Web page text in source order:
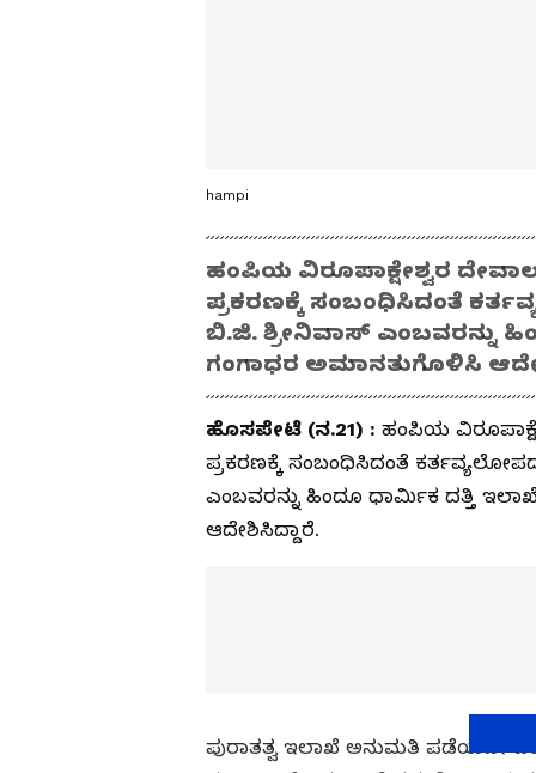
hampi
ಹಂಪಿಯ ವಿರೂಪಾಕ್ಷೇಶ್ವರ
ಪ್ರಕರಣಕ್ಕೆ ಸಂಬಂಧಿಸಿದಂತೆ
ಬಿ.ಜಿ. ಶ್ರೀನಿವಾಸ್ ಎಂಬವರನ್ನು
ಗಂಗಾಧರ ಅಮಾನತುಗೊಳಿಸಿ
ಹೊಸಪೇಟೆ (ನ.21) : ಹಂಪಿಯ
ಪ್ರಕರಣಕ್ಕೆ ಸಂಬಂಧಿಸಿದಂತೆ
ಎಂಬವರನ್ನು ಹಿಂದೂ ಧಾರ್ಮಿಕ ದತ್ತಿ
ಆದೇಶಿಸಿದ್ದಾರೆ.
ಪುರಾತತ್ವ ಇಲಾಖೆ ಅನುಮತಿ ಪಡೆಯದೇ